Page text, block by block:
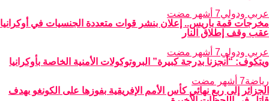
عربي ودولي7 أشهر مضت
مخرجات قمة باريس.. إعلان بنشر قوات متعددة الجنسيات في أوكرانيا
عقب وقف إطلاق النار
عربي ودولي7 أشهر مضت
ويتكوف: “أنجزنا بدرجة كبيرة” البروتوكولات الأمنية الخاصة بأوكرانيا
رياضة7 أشهر مضت
الجزائر إلى ربع نهائي كأس الأمم الإفريقية بفوزها على الكونغو بهدف